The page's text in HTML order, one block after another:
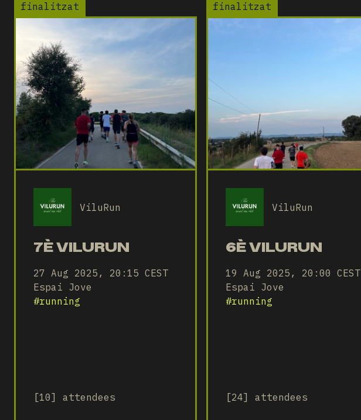
finalitzat
ViluRun
7È VILURUN
27 Aug 2025, 20:15 CEST
Espai Jove
#running
[10] attendees
finalitzat
ViluRun
6È VILURUN
19 Aug 2025, 20:00 CEST
Espai Jove
#running
[24] attendees